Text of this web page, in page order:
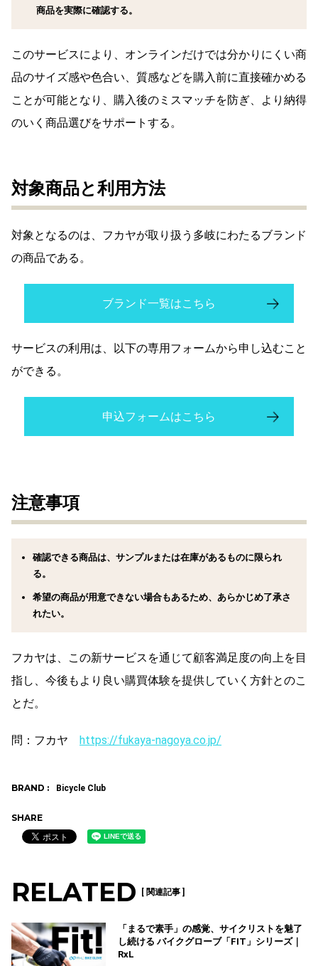
商品を実際に確認する。
このサービスにより、オンラインだけでは分かりにくい商
品のサイズ感や色合い、質感などを購入前に直接確かめる
ことが可能となり、購入後のミスマッチを防ぎ、より納得
のいく商品選びをサポートする。
対象商品と利用方法
対象となるのは、フカヤが取り扱う多岐にわたるブランド
の商品である。
ブランド一覧はこちら
サービスの利用は、以下の専用フォームから申し込むこと
ができる。
申込フォームはこちら
注意事項
確認できる商品は、サンプルまたは在庫があるものに限られ
る。
希望の商品が用意できない場合もあるため、あらかじめ了承さ
れたい。
フカヤは、この新サービスを通じて顧客満足度の向上を目
指し、今後もより良い購買体験を提供していく方針とのこ
とだ。
問：フカヤ https://fukaya-nagoya.co.jp/
BRAND : Bicycle Club
SHARE
RELATED [ 関連記事 ]
「まるで素手」の感覚、サイクリストを魅了
し続ける バイクグローブ「FIT」シリーズ｜
RxL